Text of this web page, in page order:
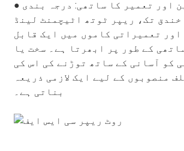
● زمین کی تزئین اور تعمیر کا ساتھی: درجہ بندی
خندق تک، ریپر ٹوتھ اٹیچمنٹ لینڈ
اور تعمیراتی کاموں میں ایک قابل
کے طور پر ابھرتا ہے۔ سخت یا
کو آسانی کے ساتھ توڑنے کی اس کی
منصوبوں کے لیے ایک لازمی ذریعہ
بناتی ہے۔